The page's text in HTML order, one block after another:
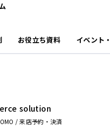
お役立ち資料 イベント
solution
/ 来店予約・決済